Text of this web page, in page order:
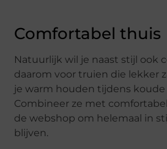
Comfortabel thuis
Natuurlijk wil je naast stijl ook
daarom voor truien die lekker
je warm houden tijdens
Combineer ze met
de webshop om helemaal in
blijven.